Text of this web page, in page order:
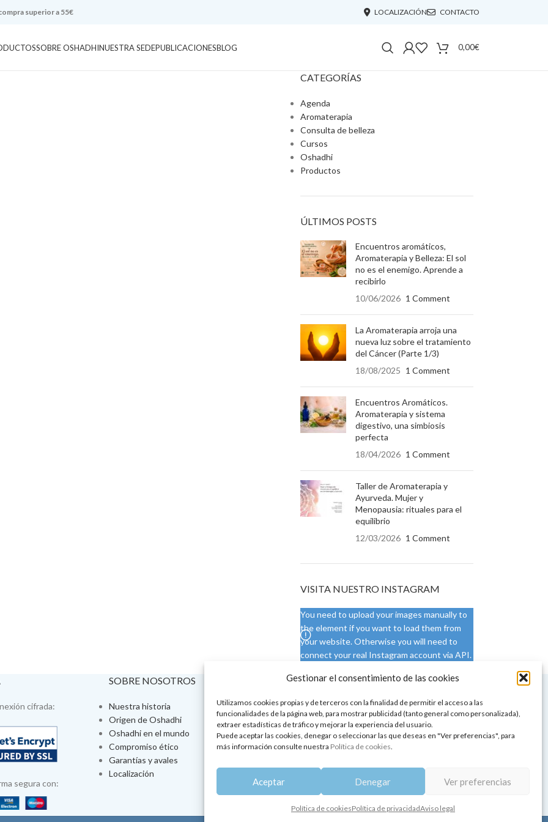
Gestionar el consentimiento de las cookies
Utilizamos cookies propias y de terceros con la finalidad de permitir el acceso a las
funcionalidades de la página web, para mostrar publicidad (tanto general como personalizada),
extraer estadísticas de tráfico y mejorar la experiencia del usuario.
Puede aceptar las cookies, denegar o seleccionar las que deseas en "Ver preferencias", para
más información consulte nuestra Política de cookies.
Aceptar Denegar Ver preferencias
Política de cookiesPolítica de privacidadAviso legal
superior a 55€ LOCALIZACIÓN CONTACTO
SOBRE OSHADHINUESTRA SEDEPUBLICACIONESBLOG 0,00€
CATEGORÍAS
Agenda
Aromaterapia
Consulta de belleza
Cursos
Oshadhi
Productos
ÚLTIMOS POSTS
Encuentros aromáticos,
Aromaterapia y Belleza: El sol
no es el enemigo. Aprende a
recibirlo
10/06/2026 1 Comment
La Aromaterapia arroja una
nueva luz sobre el tratamiento
del Cáncer (Parte 1/3)
18/08/2025 1 Comment
Encuentros Aromáticos.
Aromaterapia y sistema
digestivo, una simbiosis
perfecta
18/04/2026 1 Comment
Taller de Aromaterapia y
Ayurveda. Mujer y
Menopausia: rituales para el
equilibrio
12/03/2026 1 Comment
VISITA NUESTRO INSTAGRAM
You need to upload your images manually to
the element if you want to load them from
your website. Otherwise you will need to
connect your real Instagram account via API.
cifrada:
segura con:
SOBRE NOSOTROS
Nuestra historia
Origen de Oshadhi
Oshadhi en el mundo
Compromiso ético
Garantías y avales
Localización
VISÍTA NUESTRA SEDE
Tienda física
Talleres de aromaterapia
Tratamientos de belleza
Ayurveda
Aromaterapia y bienestar
CONDICIONES DE USO
Condiciones generales
Cambios y devoluciones
Formas de pago
Formas de envío